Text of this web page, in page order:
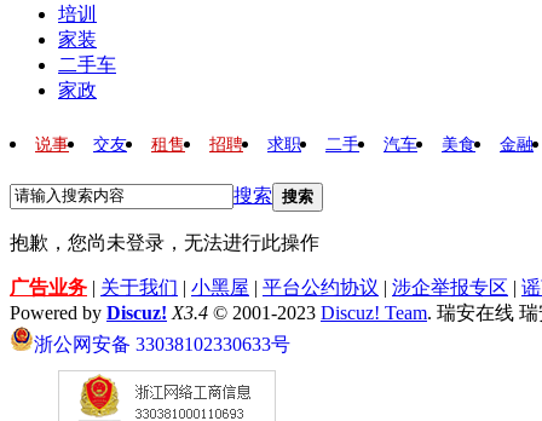
培训
家装
二手车
家政
说事 交友 租售 招聘 求职 二手 汽车 美食 金融
搜索 搜索
抱歉，您尚未登录，无法进行此操作
广告业务 | 关于我们 | 小黑屋 | 平台公约协议 | 涉企举报专区 |
Powered by Discuz! X3.4 © 2001-2023 Discuz! Team. 瑞安在线
浙公网安备 33038102330633号